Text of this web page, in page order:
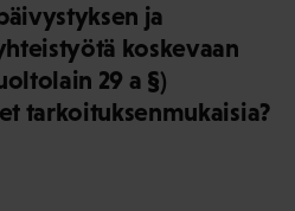
ja
koskevaan
29 a §)
tarkoituksenmukaisia?